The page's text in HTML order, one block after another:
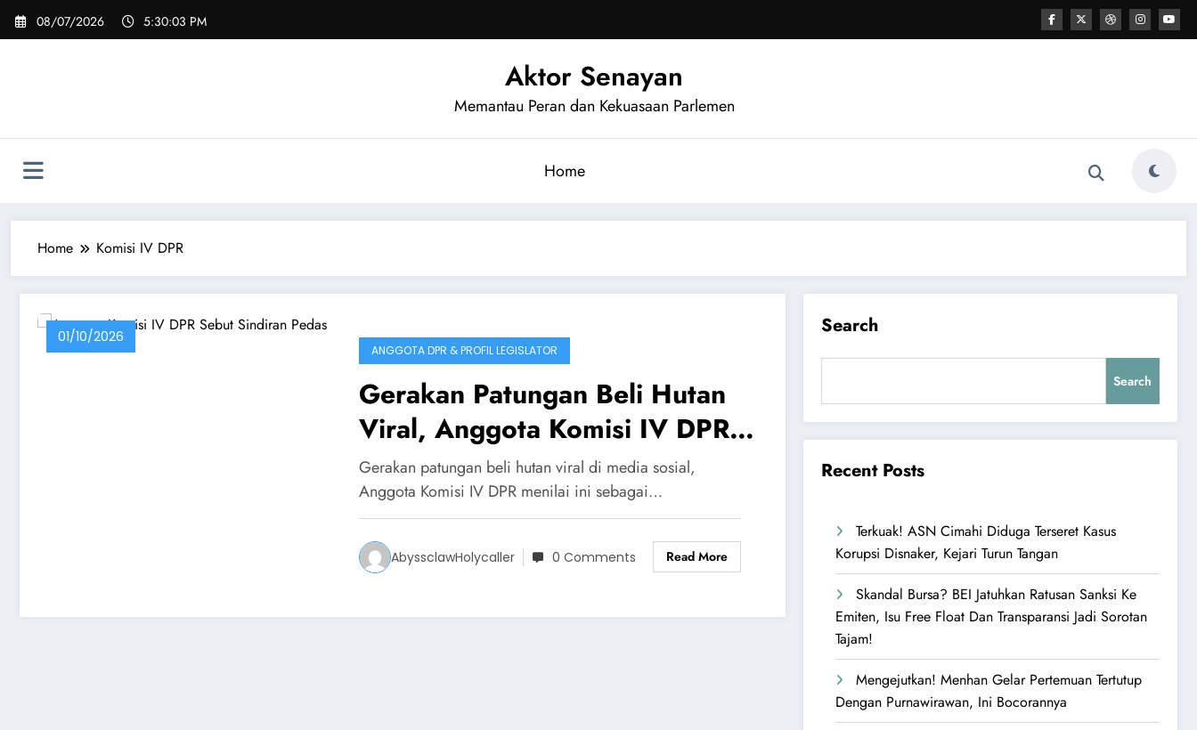
Skip
08/07/2026 5:30:03 PM
Aktor Senayan
Memantau Peran dan Kekuasaan Parlemen
Home
Home Komisi IV DPR
01/10/2026
ANGGOTA DPR & PROFIL LEGISLATOR
Gerakan Patungan Beli Hutan
Viral, Anggota Komisi IV DPR
Sebut Sindiran Pedas
Gerakan patungan beli hutan viral di media sosial,
Anggota Komisi IV DPR menilai ini sebagai…
AbyssclawHolycaller 0 Comments Read More
Search
Search
Recent Posts
Terkuak! ASN Cimahi Diduga Terseret Kasus
Korupsi Disnaker, Kejari Turun Tangan
Skandal Bursa? BEI Jatuhkan Ratusan Sanksi Ke
Emiten, Isu Free Float Dan Transparansi Jadi Sorotan
Tajam!
Mengejutkan! Menhan Gelar Pertemuan Tertutup
Dengan Purnawirawan, Ini Bocorannya